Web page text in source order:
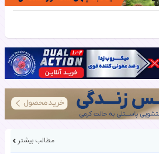
مطالب بیشتر